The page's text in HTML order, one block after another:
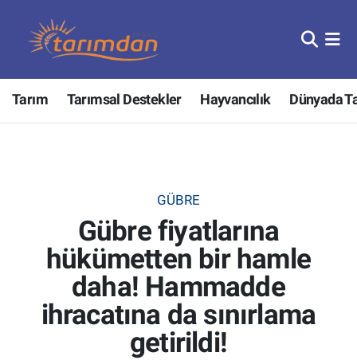
Tarım Tarımsal Destekler Hayvancılık Dünyada
GÜBRE
Gübre fiyatlarına
hükümetten bir hamle
daha! Hammadde
ihracatına da sınırlama
getirildi!
Tarım
Hayvancılık
Tarımsal Destekler
Tarım Bakanlığı
TZOB
Tarım Kredi Kooperatifleri
Nöbetçi Eczaneler
Hava Durumu
Tüm Manşetler
Son Dakika Haberleri
Haber Arşivi